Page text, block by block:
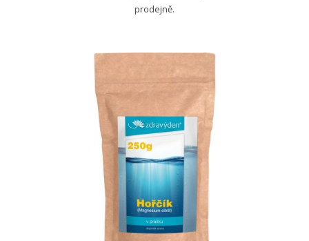
prodejně.